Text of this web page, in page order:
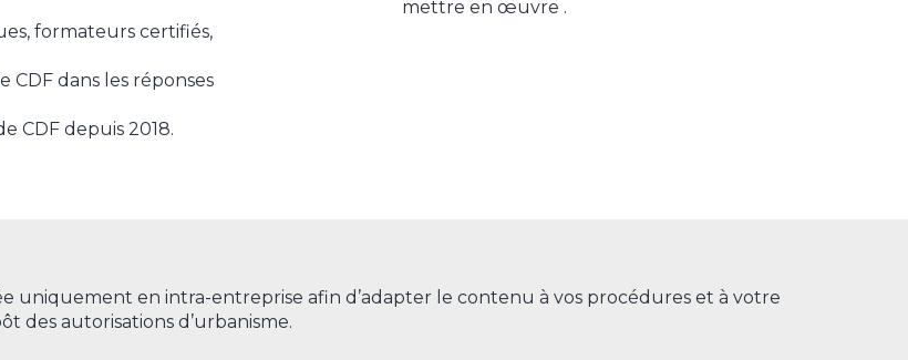
formateurs certifiés,
dans les réponses
CDF depuis 2018.
mettre en œuvre .
uniquement en intra-entreprise afin d’adapter le contenu à vos procédures et à votre
des autorisations d’urbanisme.